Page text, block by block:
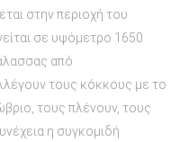
στην περιοχή του
σε υψόμετρο 1650
από
τους κόκκους με το
τους πλένουν, τους
η συγκομιδή